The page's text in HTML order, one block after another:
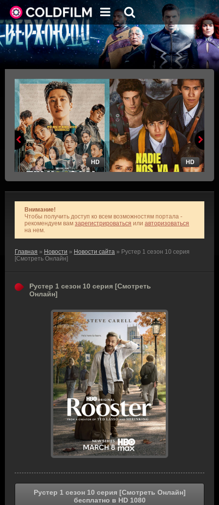
HD HD
Внимание!
Чтобы получить доступ ко всем возможностям портала -
рекомендуем вам зарегистрироваться или авторизоваться
на нем.
Главная » Новости » Новости сайта » Рустер 1 сезон 10 серия
[Смотреть Онлайн]
Рустер 1 сезон 10 серия [Смотреть
Онлайн]
Рустер 1 сезон 10 серия [Смотреть Онлайн]
бесплатно в HD 1080